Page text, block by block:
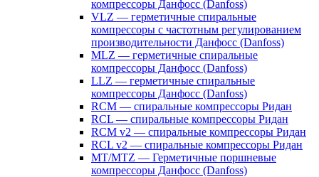
компрессоры Данфосс (Danfoss)
VLZ — герметичные спиральные
компрессоры с частотным регулированием
производительности Данфосс (Danfoss)
MLZ — герметичные спиральные
компрессоры Данфосс (Danfoss)
LLZ — герметичные спиральные
компрессоры Данфосс (Danfoss)
RCM — спиральные компрессоры Ридан
RCL — спиральные компрессоры Ридан
RCM v2 — спиральные компрессоры Ридан
RCL v2 — спиральные компрессоры Ридан
MT/MTZ — Герметичные поршневые
компрессоры Данфосс (Danfoss)